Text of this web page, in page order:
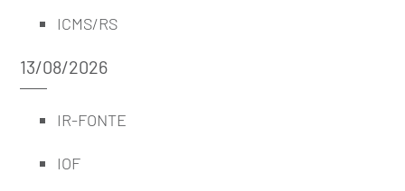
ICMS/RS
13/08/2026
IR-FONTE
IOF